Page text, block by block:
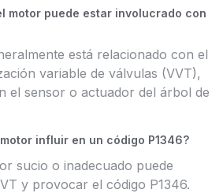
motor puede estar involucrado con
está relacionado con el
variable de válvulas (VVT),
el sensor o actuador del árbol de
influir en un código P1346?
sucio o inadecuado puede
y provocar el código P1346.